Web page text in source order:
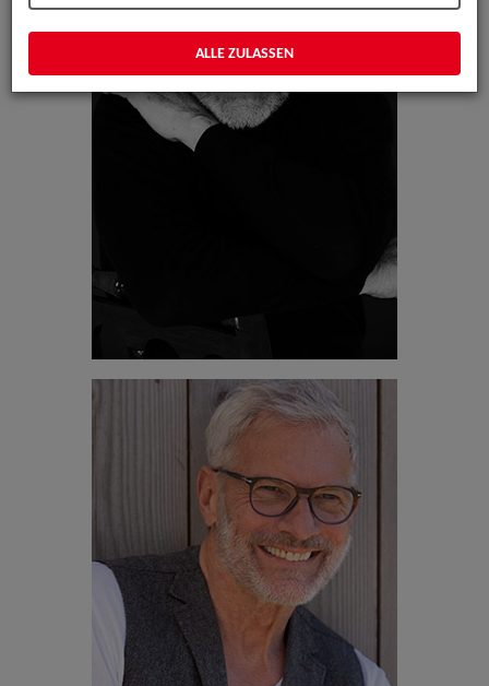
ALLE ZULASSEN